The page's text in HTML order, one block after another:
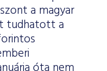
a magyar
tudhatott a